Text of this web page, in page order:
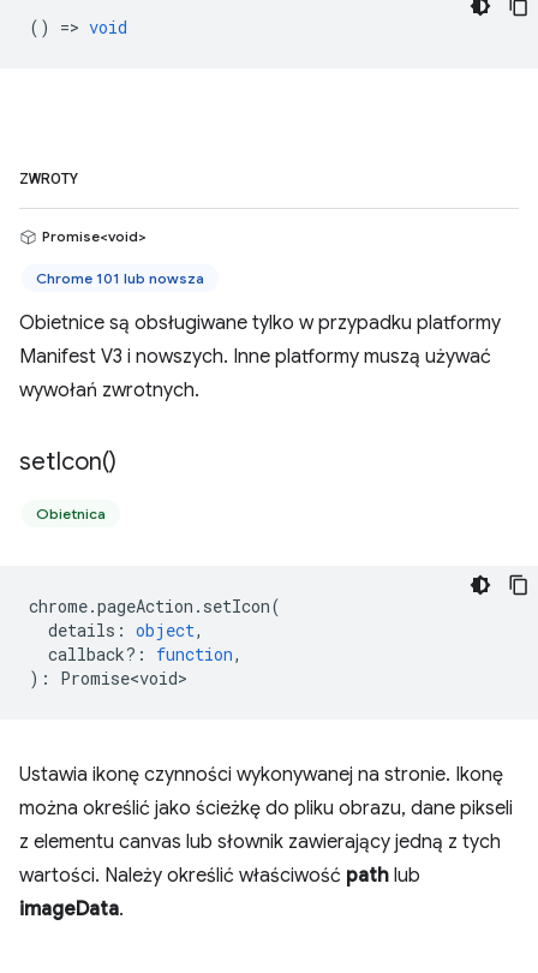
() => void
ZWROTY
Promise<void>
Chrome 101 lub nowsza
Obietnice są obsługiwane tylko w przypadku platformy
Manifest V3 i nowszych. Inne platformy muszą używać
wywołań zwrotnych.
setIcon()
Obietnica
chrome.pageAction . setIcon(
details : object,
callback? : function,
) : Promise<void>
Ustawia ikonę czynności wykonywanej na stronie. Ikonę
można określić jako ścieżkę do pliku obrazu, dane pikseli
z elementu canvas lub słownik zawierający jedną z tych
wartości. Należy określić właściwość path lub
imageData.